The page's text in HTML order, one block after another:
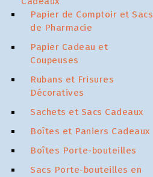
Papier de Comptoir et Sacs
de Pharmacie
Papier Cadeau et
Coupeuses
Rubans et Frisures
Décoratives
Sachets et Sacs Cadeaux
Boîtes et Paniers Cadeaux
Boîtes Porte-bouteilles
Sacs Porte-bouteilles en